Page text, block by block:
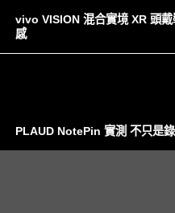
vivo VISION 混合實境 XR 頭
感
PLAUD NotePin 實測 不只是